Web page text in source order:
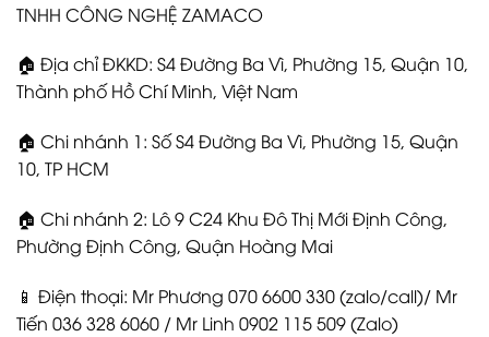
TNHH CÔNG NGHỆ ZAMACO
🏠 Địa chỉ ĐKKD: S4 Đường Ba Vì, Phường 15, Quận 10,
Thành phố Hồ Chí Minh, Việt Nam
🏠 Chi nhánh 1: Số S4 Đường Ba Vì, Phường 15, Quận
10, TP HCM
🏠 Chi nhánh 2: Lô 9 C24 Khu Đô Thị Mới Định Công,
Phường Định Công, Quận Hoàng Mai
📱 Điện thoại: Mr Phương 070 6600 330 (zalo/call)/ Mr
Tiến 036 328 6060 / Mr Linh 0902 115 509 (Zalo)